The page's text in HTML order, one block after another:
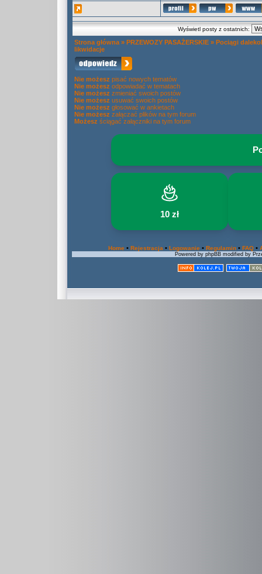
Wyświetl posty z ostatnich:
Strona główna » PRZEWOZY PASAŻERSKIE » Pociągi
likwidacje
Nie możesz pisać nowych tematów
Nie możesz odpowiadać w tematach
Nie możesz zmieniać swoich postów
Nie możesz usuwać swoich postów
Nie możesz głosować w ankietach
Nie możesz załączać plików na tym forum
Możesz ściągać załączniki na tym forum
10 zł
Home • Rejestracja • Logowanie • Regulamin • FAQ •
Powered by phpBB modified by